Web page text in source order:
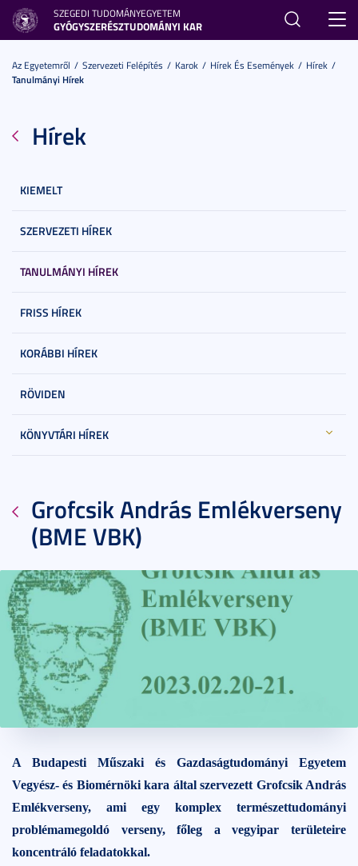
SZEGEDI TUDOMÁNYEGYETEM
GYÓGYSZERÉSZTUDOMÁNYI KAR
Az Egyetemről Szervezeti Felépítés Karok Hírek És Események
Hírek
Tanulmányi Hírek
Hírek
KIEMELT
SZERVEZETI HÍREK
TANULMÁNYI HÍREK
FRISS HÍREK
KORÁBBI HÍREK
RÖVIDEN
KÖNYVTÁRI HÍREK
Grofcsik András Emlékverseny
(BME VBK)
A Budapesti Műszaki és Gazdaságtudományi Egyetem
Vegyész- és Biomérnöki kara által szervezett Grofcsik András
Emlékverseny, ami egy komplex természettudományi
problémamegoldó verseny, főleg a vegyipar területeire
koncentráló feladatokkal.